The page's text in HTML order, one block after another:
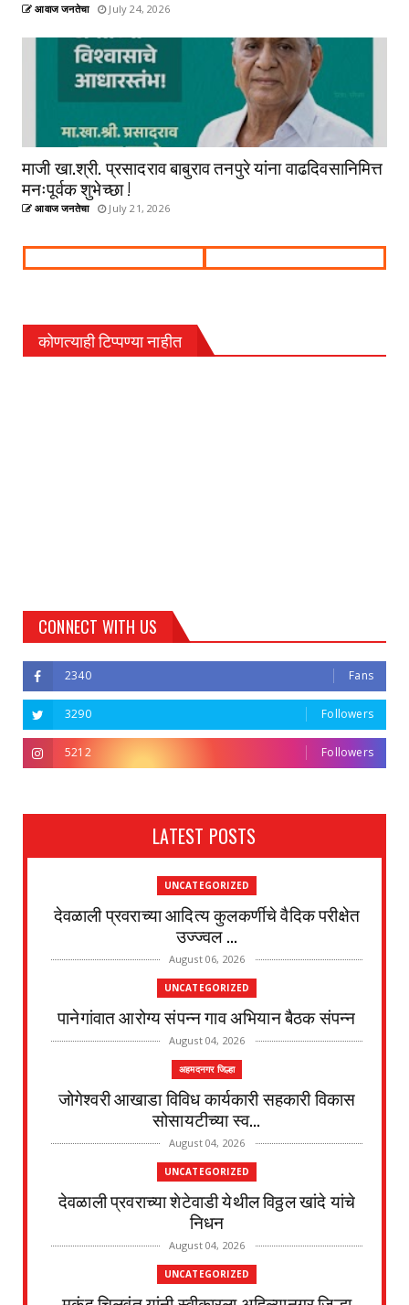
आवाज जनतेचा July 24, 2026
माजी खा.श्री. प्रसादराव बाबुराव तनपुरे यांना वाढदिवसानिमित्त
मनःपूर्वक शुभेच्छा !
आवाज जनतेचा July 21, 2026
कोणत्याही टिप्पण्‍या नाहीत
CONNECT WITH US
2340 Fans
3290 Followers
5212 Followers
LATEST POSTS
UNCATEGORIZED
देवळाली प्रवराच्या आदित्य कुलकर्णीचे वैदिक परीक्षेत
उज्ज्वल ...
August 06, 2026
UNCATEGORIZED
पानेगांवात आरोग्य संपन्न गाव अभियान बैठक संपन्न
August 04, 2026
अहमदनगर जिल्हा
जोगेश्वरी आखाडा विविध कार्यकारी सहकारी विकास
सोसायटीच्या स्व...
August 04, 2026
UNCATEGORIZED
देवळाली प्रवराच्या शेटेवाडी येथील विठ्ठल खांदे यांचे
निधन
August 04, 2026
UNCATEGORIZED